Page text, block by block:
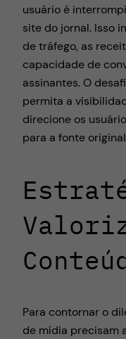
usuário é
site do jornal. Isso
de tráfego, as
capacidade de
assinantes. O
permita a
direcione os
para a fonte
Para contornar o
de mídia precisam